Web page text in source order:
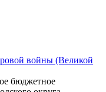
войны (Великой
бюджетное